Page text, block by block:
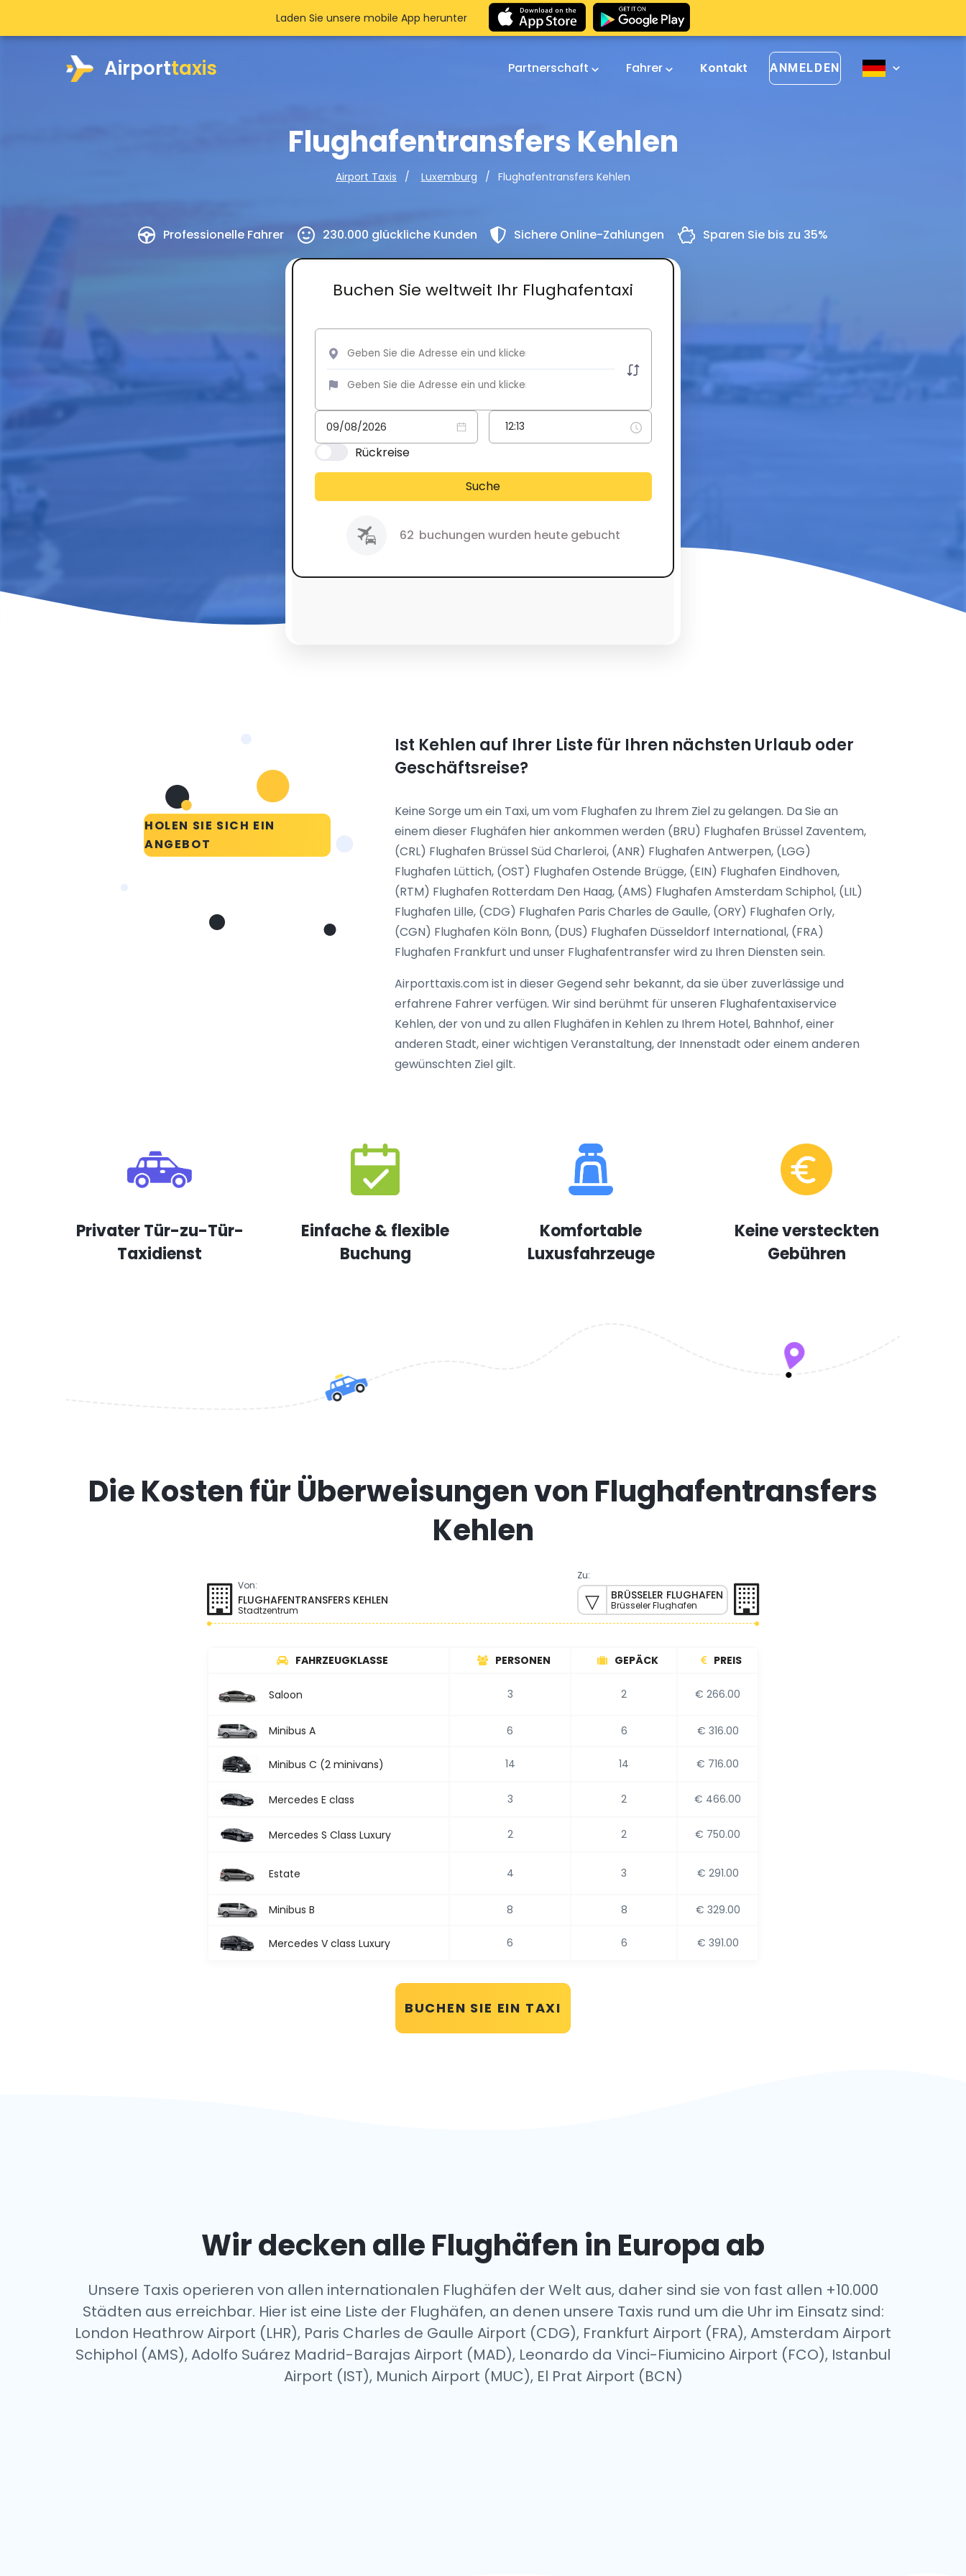
Airporttaxis Partnerschaft Fahrer Kontakt ANMELDEN
Flughafentransfers Kehlen
Airport Taxis Luxemburg Flughafentransfers Kehlen
Professionelle Fahrer 230.000 glückliche Kunden Sichere Online-Zahlungen Sparen Sie bis zu 35%
Buchen Sie weltweit Ihr Flughafentaxi
Rückreise
Suche
62 buchungen wurden heute gebucht
Laden Sie unsere mobile App herunter
HOLEN SIE SICH EIN
ANGEBOT
Ist Kehlen auf Ihrer Liste für Ihren nächsten Urlaub oder
Geschäftsreise?
Keine Sorge um ein Taxi, um vom Flughafen zu Ihrem Ziel zu gelangen. Da Sie an
einem dieser Flughäfen hier ankommen werden (BRU) Flughafen Brüssel Zaventem,
(CRL) Flughafen Brüssel Süd Charleroi, (ANR) Flughafen Antwerpen, (LGG)
Flughafen Lüttich, (OST) Flughafen Ostende Brügge, (EIN) Flughafen Eindhoven,
(RTM) Flughafen Rotterdam Den Haag, (AMS) Flughafen Amsterdam Schiphol, (LIL)
Flughafen Lille, (CDG) Flughafen Paris Charles de Gaulle, (ORY) Flughafen Orly,
(CGN) Flughafen Köln Bonn, (DUS) Flughafen Düsseldorf International, (FRA)
Flughafen Frankfurt und unser Flughafentransfer wird zu Ihren Diensten sein.
Airporttaxis.com ist in dieser Gegend sehr bekannt, da sie über zuverlässige und
erfahrene Fahrer verfügen. Wir sind berühmt für unseren Flughafentaxiservice
Kehlen, der von und zu allen Flughäfen in Kehlen zu Ihrem Hotel, Bahnhof, einer
anderen Stadt, einer wichtigen Veranstaltung, der Innenstadt oder einem anderen
gewünschten Ziel gilt.
Privater Tür-zu-Tür-
Taxidienst
Einfache & flexible
Buchung
Komfortable
Luxusfahrzeuge
Keine versteckten
Gebühren
Die Kosten für Überweisungen von Flughafentransfers
Kehlen
Von:
FLUGHAFENTRANSFERS KEHLEN
Stadtzentrum
Zu:
BRÜSSELER FLUGHAFEN
Brüsseler Flughafen
FAHRZEUGKLASSE PERSONEN GEPÄCK PREIS
Saloon 3 2 € 266.00
Minibus A 6 6 € 316.00
Minibus C (2 minivans) 14 14 € 716.00
Mercedes E class 3 2 € 466.00
Mercedes S Class Luxury 2 2 € 750.00
Estate 4 3 € 291.00
Minibus B 8 8 € 329.00
Mercedes V class Luxury 6 6 € 391.00
BUCHEN SIE EIN TAXI
Wir decken alle Flughäfen in Europa ab
Unsere Taxis operieren von allen internationalen Flughäfen der Welt aus, daher sind sie von fast allen +10.000
Städten aus erreichbar. Hier ist eine Liste der Flughäfen, an denen unsere Taxis rund um die Uhr im Einsatz sind:
London Heathrow Airport (LHR), Paris Charles de Gaulle Airport (CDG), Frankfurt Airport (FRA), Amsterdam Airport
Schiphol (AMS), Adolfo Suárez Madrid-Barajas Airport (MAD), Leonardo da Vinci-Fiumicino Airport (FCO), Istanbul
Airport (IST), Munich Airport (MUC), El Prat Airport (BCN)